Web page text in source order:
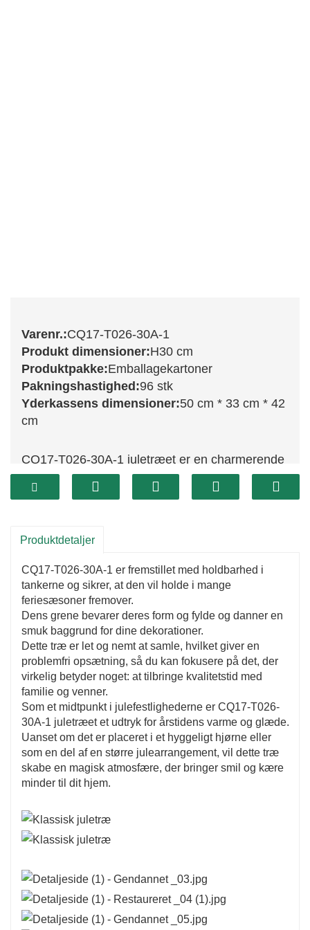
Varenr.:CQ17-T026-30A-1
Produkt dimensioner:H30 cm
Produktpakke:Emballagekartoner
Pakningshastighed:96 stk
Yderkassens dimensioner:50 cm * 33 cm * 42
cm
CQ17-T026-30A-1 juletræet er en charmerende
30 cm høj dekoration, der tilføjer et dejligt præg
til din juleindretning. Med sine naturtro grene og
af ​​en traditionel stedsegrøn træ ind i dit hjem.
rum, såsom bordplader eller hylder, så du kan
indarbejde julestemning uden at overvælde din
indretning.
Dette træ er designet til nem dekoration og giver
et alsidigt lærred til dine yndlingsdekorationer og
-lys. Uanset om du vælger at pynte det med
klassiske røde og gulddetaljer eller et mere
moderne look med klare farver, giver CQ17-
T026-30A-1 mulighed for uendelig kreativitet. At
dekorere dette træ kan blive en elsket
familieaktivitet, der fremmer samhørighed og
en festlig udstilling.
Produktdetaljer
CQ17-T026-30A-1 er fremstillet med holdbarhed i
tankerne og sikrer, at den vil holde i mange
feriesæsoner fremover.
Dens grene bevarer deres form og fylde og danner en
smuk baggrund for dine dekorationer.
Dette træ er let og nemt at samle, hvilket giver en
problemfri opsætning, så du kan fokusere på det, der
virkelig betyder noget: at tilbringe kvalitetstid med
familie og venner.
Som et midtpunkt i julefestlighederne er CQ17-T026-
30A-1 juletræet et udtryk for årstidens varme og glæde.
Uanset om det er placeret i et hyggeligt hjørne eller
som en del af en større julearrangement, vil dette træ
skabe en magisk atmosfære, der bringer smil og kære
minder til dit hjem.